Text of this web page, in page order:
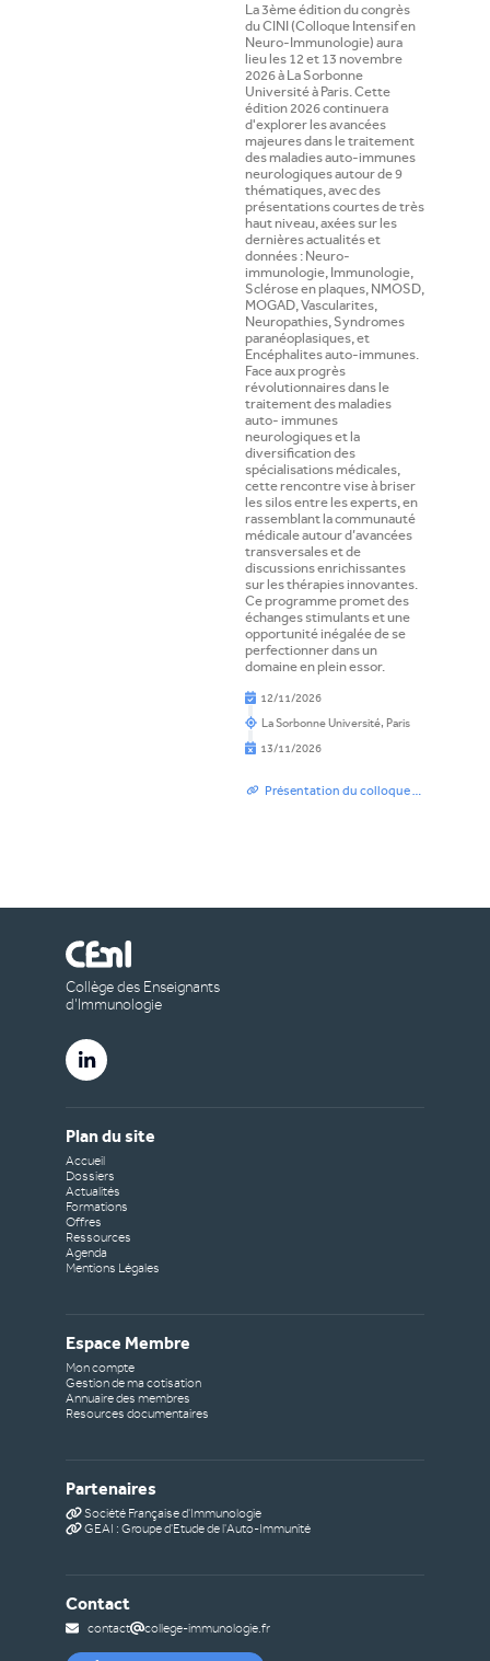
La 3ème édition du congrès
du CINI (Colloque Intensif en
Neuro-Immunologie) aura
lieu les 12 et 13 novembre
2026 à La Sorbonne
Université à Paris. Cette
édition 2026 continuera
d'explorer les avancées
majeures dans le traitement
des maladies auto-immunes
neurologiques autour de 9
thématiques, avec des
présentations courtes de très
haut niveau, axées sur les
dernières actualités et
données : Neuro-
immunologie, Immunologie,
Sclérose en plaques, NMOSD,
MOGAD, Vascularites,
Neuropathies, Syndromes
paranéoplasiques, et
Encéphalites auto-immunes.
Face aux progrès
révolutionnaires dans le
traitement des maladies
auto- immunes
neurologiques et la
diversification des
spécialisations médicales,
cette rencontre vise à briser
les silos entre les experts, en
rassemblant la communauté
médicale autour d’avancées
transversales et de
discussions enrichissantes
sur les thérapies innovantes.
Ce programme promet des
échanges stimulants et une
opportunité inégalée de se
perfectionner dans un
domaine en plein essor.
12/11/2026
La Sorbonne Université, Paris
13/11/2026
Présentation du colloque - Programme et inscriptions
Collège des Enseignants
d’Immunologie
Plan du site
Accueil
Dossiers
Actualités
Formations
Offres
Ressources
Agenda
Mentions Légales
Espace Membre
Mon compte
Gestion de ma cotisation
Annuaire des membres
Resources documentaires
Partenaires
Société Française d'Immunologie
GEAI : Groupe d'Etude de l'Auto-Immunité
Contact
contact college-immunologie.fr